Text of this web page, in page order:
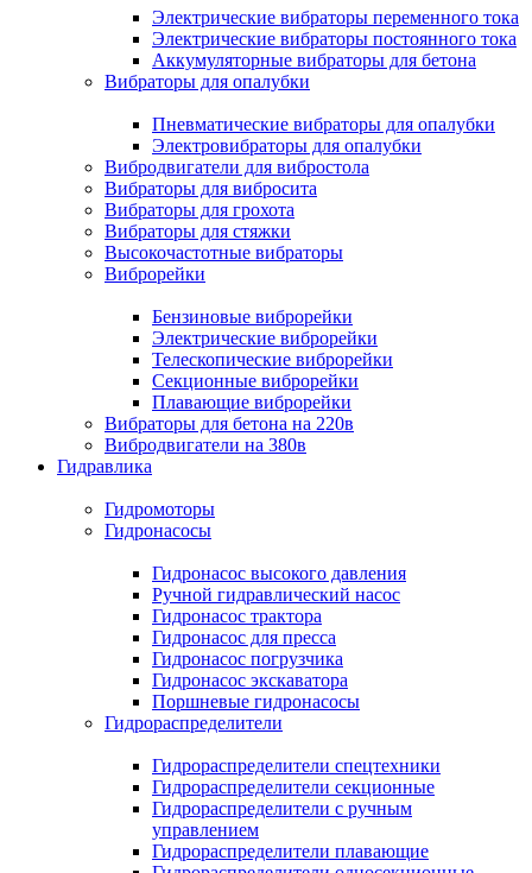
Электрические вибраторы переменного тока
Электрические вибраторы постоянного тока
Аккумуляторные вибраторы для бетона
Вибраторы для опалубки
Пневматические вибраторы для опалубки
Электровибраторы для опалубки
Вибродвигатели для вибростола
Вибраторы для вибросита
Вибраторы для грохота
Вибраторы для стяжки
Высокочастотные вибраторы
Виброрейки
Бензиновые виброрейки
Электрические виброрейки
Телескопические виброрейки
Секционные виброрейки
Плавающие виброрейки
Вибраторы для бетона на 220в
Вибродвигатели на 380в
Гидравлика
Гидромоторы
Гидронасосы
Гидронасос высокого давления
Ручной гидравлический насос
Гидронасос трактора
Гидронасос для пресса
Гидронасос погрузчика
Гидронасос экскаватора
Поршневые гидронасосы
Гидрораспределители
Гидрораспределители спецтехники
Гидрораспределители секционные
Гидрораспределители с ручным
управлением
Гидрораспределители плавающие